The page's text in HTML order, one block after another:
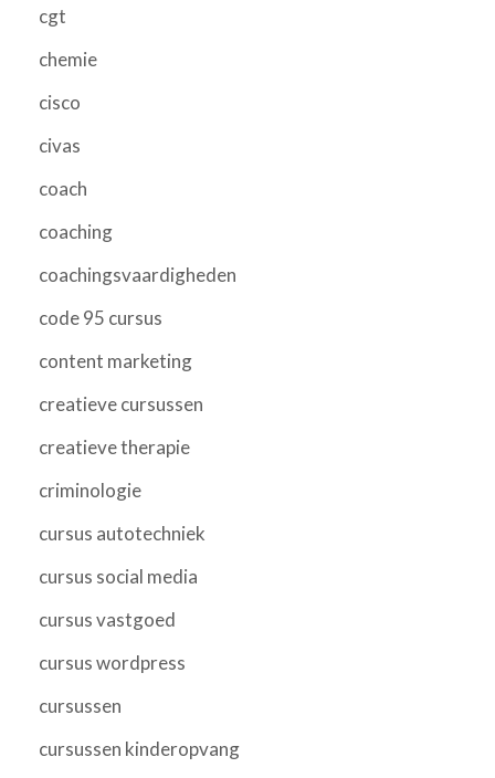
cgt
chemie
cisco
civas
coach
coaching
coachingsvaardigheden
code 95 cursus
content marketing
creatieve cursussen
creatieve therapie
criminologie
cursus autotechniek
cursus social media
cursus vastgoed
cursus wordpress
cursussen
cursussen kinderopvang